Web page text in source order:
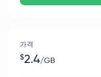
가격
$2.4/GB